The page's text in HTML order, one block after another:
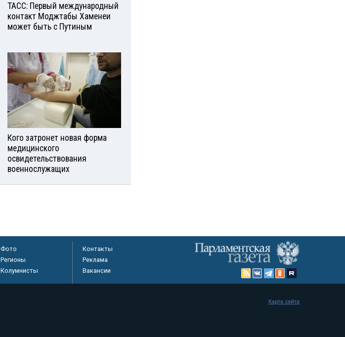
ТАСС: Первый международный
контакт Моджтабы Хаменеи
может быть с Путиным
Кого затронет новая форма
медицинского
освидетельствования
военнослужащих
Фото
Регионы
Колумнисты
Контакты
Реклама
Вакансии
Карта сайта